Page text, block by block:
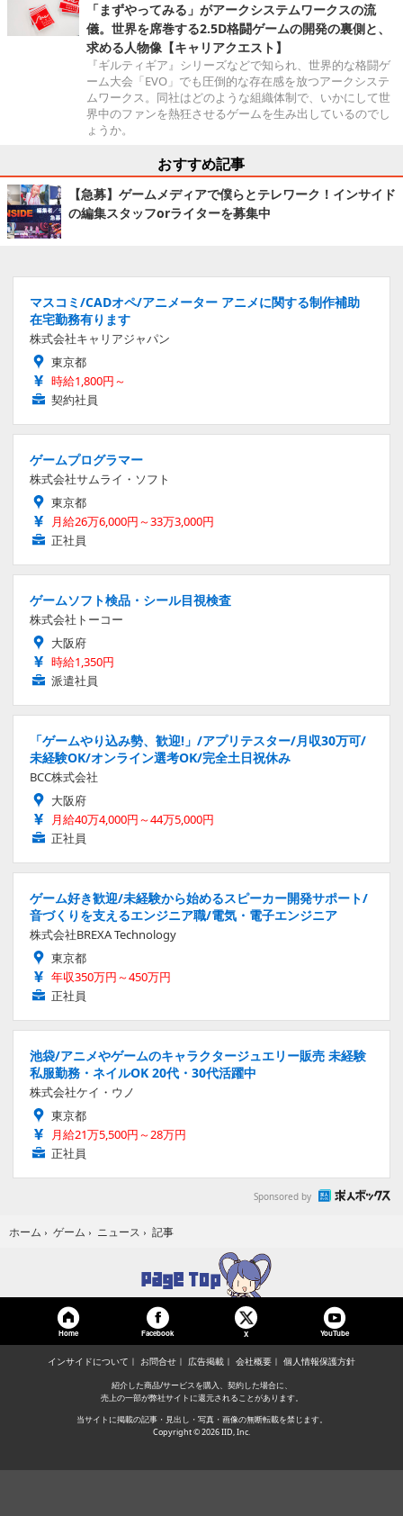
「まずやってみる」がアークシステムワークスの流
儀。世界を席巻する2.5D格闘ゲームの開発の裏側と、
求める人物像【キャリアクエスト】
『ギルティギア』シリーズなどで知られ、世界的な格闘ゲ
ーム大会「EVO」でも圧倒的な存在感を放つアークシステ
ムワークス。同社はどのような組織体制で、いかにして世
界中のファンを熱狂させるゲームを生み出しているのでし
ょうか。
おすすめ記事
【急募】ゲームメディアで僕らとテレワーク！インサイド
の編集スタッフorライターを募集中
マスコミ/CADオペ/アニメーター アニメに関する制作補助
在宅勤務有ります
株式会社キャリアジャパン
東京都
時給1,800円～
契約社員
ゲームプログラマー
株式会社サムライ・ソフト
東京都
月給26万6,000円～33万3,000円
正社員
ゲームソフト検品・シール目視検査
株式会社トーコー
大阪府
時給1,350円
派遣社員
「ゲームやり込み勢、歓迎!」/アプリテスター/月収30万可/
未経験OK/オンライン選考OK/完全土日祝休み
BCC株式会社
大阪府
月給40万4,000円～44万5,000円
正社員
ゲーム好き歓迎/未経験から始めるスピーカー開発サポート/
音づくりを支えるエンジニア職/電気・電子エンジニア
株式会社BREXA Technology
東京都
年収350万円～450万円
正社員
池袋/アニメやゲームのキャラクタージュエリー販売 未経験
私服勤務・ネイルOK 20代・30代活躍中
株式会社ケイ・ウノ
東京都
月給21万5,500円～28万円
正社員
Sponsored by
ホーム › ゲーム › ニュース › 記事
Home Facebook X YouTube
インサイドについて お問合せ 広告掲載 会社概要 個人情報保護方針
紹介した商品/サービスを購入、契約した場合に、
売上の一部が弊社サイトに還元されることがあります。
当サイトに掲載の記事・見出し・写真・画像の無断転載を禁じます。
Copyright © 2026 IID, Inc.